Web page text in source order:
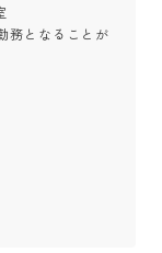
務となることが